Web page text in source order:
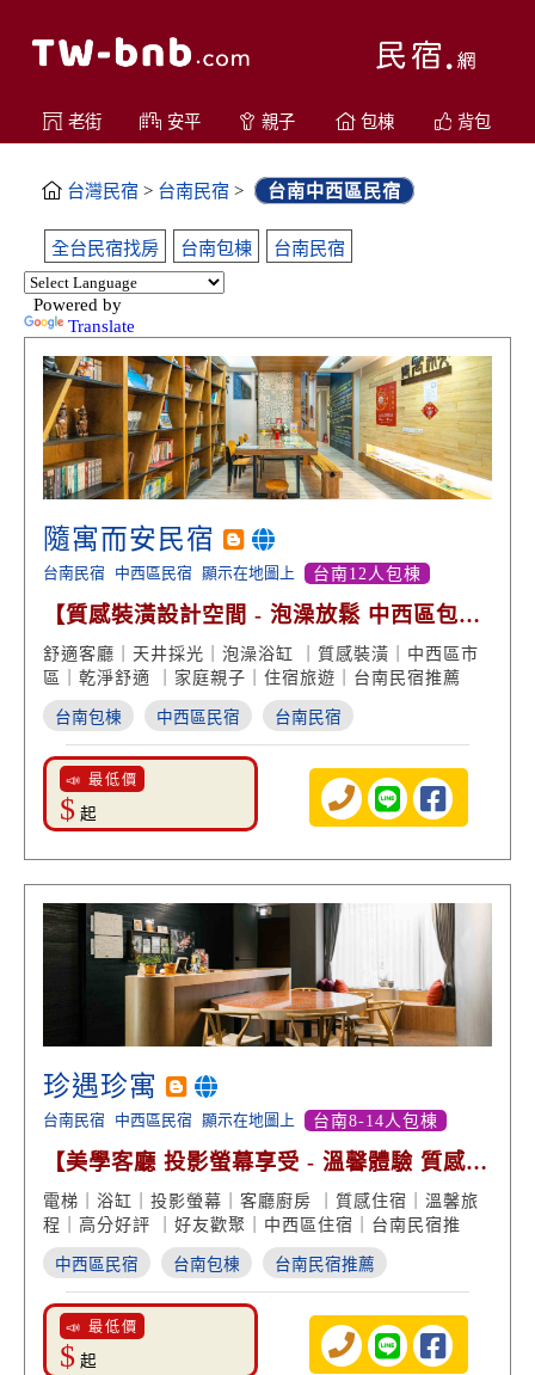
老街 安平 親子 包棟 背包
台灣民宿 > 台南民宿 > 台南中西區民宿
全台民宿找房 台南包棟 台南民宿
Powered by
Translate
隨寓而安民宿
台南民宿 中西區民宿 顯示在地圖上 台南12人包棟
【質感裝潢設計空間 - 泡澡放鬆 中西區包棟
住宿】
舒適客廳｜天井採光｜泡澡浴缸 ｜質感裝潢｜中西區市
區｜乾淨舒適 ｜家庭親子｜住宿旅遊｜台南民宿推薦
台南包棟 中西區民宿 台南民宿
📣 最低價
$ 起
珍遇珍寓
台南民宿 中西區民宿 顯示在地圖上 台南8-14人包棟
【美學客廳 投影螢幕享受 - 溫馨體驗 質感旅
程 高分好評】
電梯｜浴缸｜投影螢幕｜客廳廚房 ｜質感住宿｜溫馨旅
程｜高分好評 ｜好友歡聚｜中西區住宿｜台南民宿推
中西區民宿 台南包棟 台南民宿推薦
📣 最低價
$ 起